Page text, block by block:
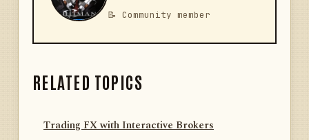
📝 Community member
RELATED TOPICS
Trading FX with Interactive Brokers